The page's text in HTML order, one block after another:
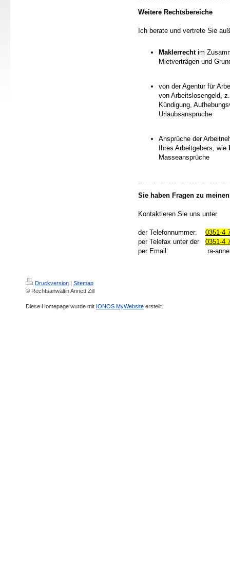
Weitere Rechtsbereiche
Ich berate und vertrete Sie
Maklerrechtim
Mietverträgen und
von der Agentur für
von Arbeitslosengeld,
Kündigung,
Urlaubsansprüche
Ansprüche der
Ihres Arbeitgebers, wie
Masseansprüche
Sie haben Fragen zu
Kontaktieren Sie uns unter
der Telefonnummer: 0351-4
per Telefax unter der 0351-4
per Email: ra-
Druckversion | Sitemap
© Rechtsanwältin Annett Zill
Diese Homepage wurde mit IONOS MyWebsite erstellt.